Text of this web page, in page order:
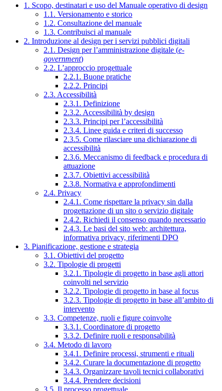
1. Scopo, destinatari e uso del Manuale operativo di design
1.1. Versionamento e storico
1.2. Consultazione del manuale
1.3. Contribuisci al manuale
2. Introduzione al design per i servizi pubblici digitali
2.1. Design per l’amministrazione digitale (e-
government)
2.2. L’approccio progettuale
2.2.1. Buone pratiche
2.2.2. Principi
2.3. Accessibilità
2.3.1. Definizione
2.3.2. Accessibilità by design
2.3.3. Principi per l’accessibilità
2.3.4. Linee guida e criteri di successo
2.3.5. Come rilasciare una dichiarazione di
accessibilità
2.3.6. Meccanismo di feedback e procedura di
attuazione
2.3.7. Obiettivi accessibilità
2.3.8. Normativa e approfondimenti
2.4. Privacy
2.4.1. Come rispettare la privacy sin dalla
progettazione di un sito o servizio digitale
2.4.2. Richiedi il consenso quando necessario
2.4.3. Le basi del sito web: architettura,
informativa privacy, riferimenti DPO
3. Pianificazione, gestione e strategia
3.1. Obiettivi del progetto
3.2. Tipologie di progetti
3.2.1. Tipologie di progetto in base agli attori
coinvolti nel servizio
3.2.2. Tipologie di progetto in base al focus
3.2.3. Tipologie di progetto in base all’ambito di
intervento
3.3. Competenze, ruoli e figure coinvolte
3.3.1. Coordinatore di progetto
3.3.2. Definire ruoli e responsabilità
3.4. Metodo di lavoro
3.4.1. Definire processi, strumenti e rituali
3.4.2. Curare la documentazione di progetto
3.4.3. Organizzare tavoli tecnici collaborativi
3.4.4. Prendere decisioni
3.5. Il processo progettuale